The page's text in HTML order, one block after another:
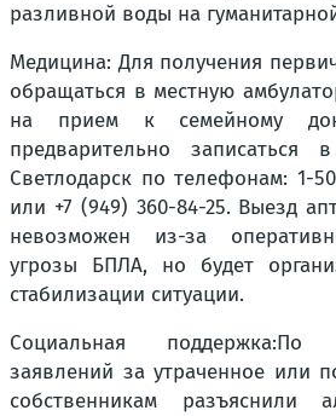
разливной воды на
Медицина: Для получения
обращаться в местную
на прием к семейному
предварительно записаться
Светлодарск по телефонам: 1-
или +7 (949) 360-84-25. Выезд
невозможен из-за
угрозы БПЛА, но будет
стабилизации ситуации.
Социальная
заявлений за утраченное или
собственникам разъяснили